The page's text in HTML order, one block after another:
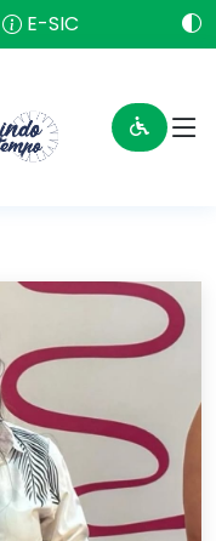
E-SIC